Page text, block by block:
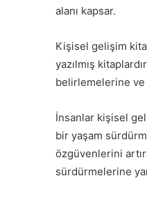
alanı kapsar.
Kişisel gelişim
yazılmış
belirlemelerine ve
İnsanlar kişisel
bir yaşam
özgüvenlerini
sürdürmelerine